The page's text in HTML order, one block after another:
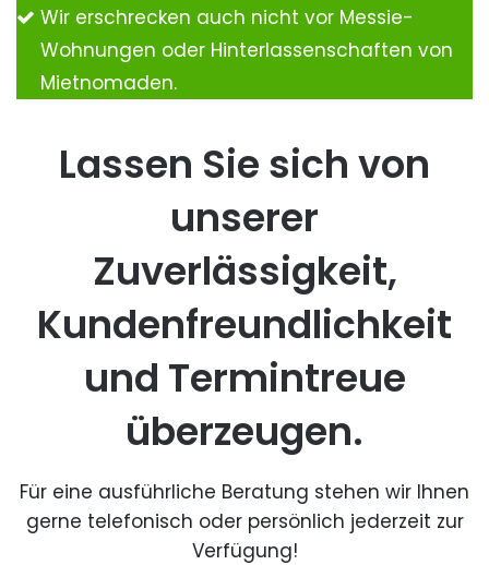
Wir erschrecken auch nicht vor Messie-
Wohnungen oder Hinterlassenschaften von
Mietnomaden.
Lassen Sie sich von
unserer
Zuverlässigkeit,
Kundenfreundlichkeit
und Termintreue
überzeugen.
Für eine ausführliche Beratung stehen wir Ihnen
gerne telefonisch oder persönlich jederzeit zur
Verfügung!